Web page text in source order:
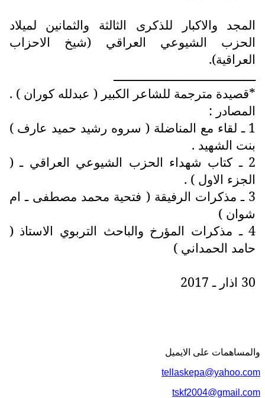
المجد والاكبار للذكرى الثالثة والثمانين لميلاد
الحزب الشيوعي العراقي (شيخ الاحزاب
العراقية).
ــــــــــــــــــــــــــــــــــــــــ
*قصيدة مترجمة للشاعر الكبير ( عبدلله كوران ) .
المصادر :
1 ـ لقاء مع المناضلة ( سروه رشيد حميد عارف )
بنت الشهيد .
2 ـ كتاب شهداء الحزب الشيوعي العراقي ـ (
الجزء الاول ) .
3 ـ مذكرات الرفيقة ( فتحية محمد مصطفى ـ ام
شوان )
4 ـ مذكرات المؤرخ والباحث التربوي الاستاذ (
حامد الحمداني )
30 اذار ـ 2017
والمساهمات علی الایمیل
tellaskepa@yahoo.com
tskf2004@gmail.com